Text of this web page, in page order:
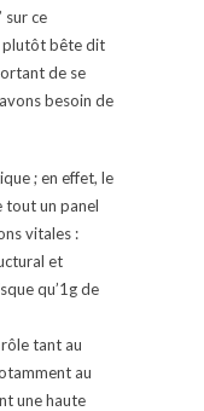
sur ce
plutôt bête dit
de se
besoin de
; en effet, le
tout un panel
vitales :
et
qu’1g de
tant au
au
une haute